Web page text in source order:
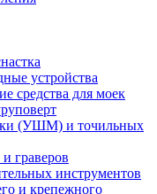
устройства
средства для моек
(УШМ) и точильных
граверов
инструментов
и крепежного